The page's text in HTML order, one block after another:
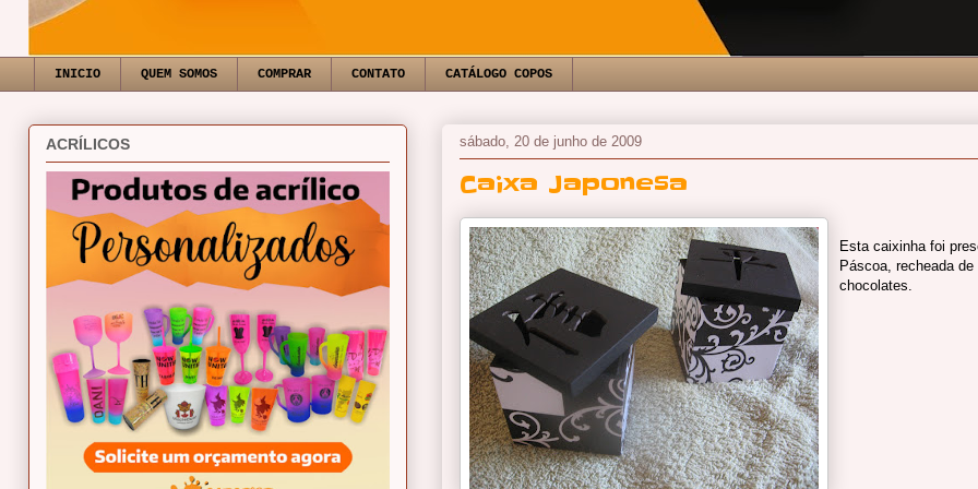
INICIO QUEM SOMOS COMPRAR CONTATO CATÁLOGO COPOS
sábado, 20 de junho de 2009
Caixa Japonesa
Esta caixinha foi
Páscoa, recheada de
chocolates.
ACRÍLICOS